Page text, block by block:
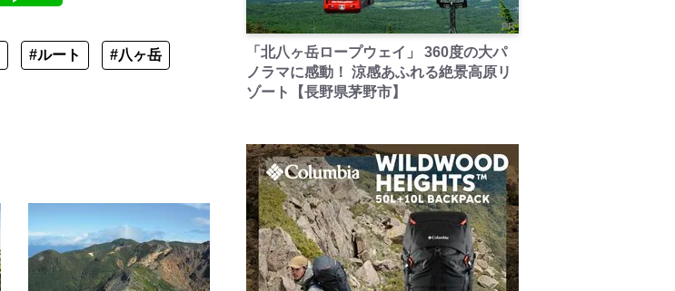
#ルート #八ヶ岳
PR
「北八ヶ岳ロープウェイ」 360度の大パ
ノラマに感動！ 涼感あふれる絶景高原リ
ゾート【長野県茅野市】